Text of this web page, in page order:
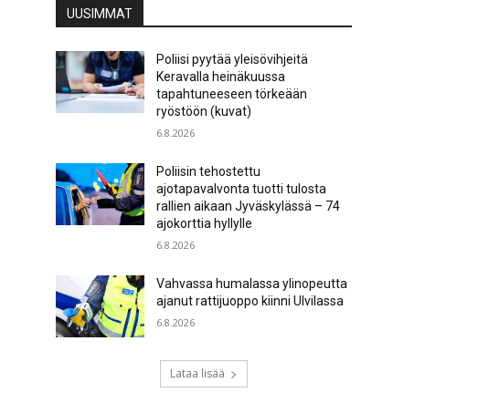
UUSIMMAT
Poliisi pyytää yleisövihjeitä
Keravalla heinäkuussa
tapahtuneeseen törkeään
ryöstöön (kuvat)
6.8.2026
Poliisin tehostettu
ajotapavalvonta tuotti tulosta
rallien aikaan Jyväskylässä – 74
ajokorttia hyllylle
6.8.2026
Vahvassa humalassa ylinopeutta
ajanut rattijuoppo kiinni Ulvilassa
6.8.2026
Lataa lisää